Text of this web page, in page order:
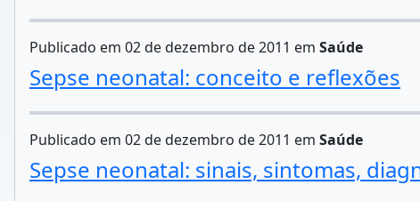
Publicado em 02 de dezembro de 2011 em Saúde
Sepse neonatal: conceito e reflexões
Publicado em 02 de dezembro de 2011 em Saúde
Sepse neonatal: sinais, sintomas,